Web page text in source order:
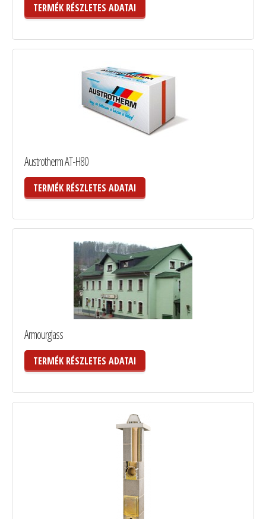
TERMÉK RÉSZLETES ADATAI
Austrotherm AT-H80
TERMÉK RÉSZLETES ADATAI
Armourglass
TERMÉK RÉSZLETES ADATAI